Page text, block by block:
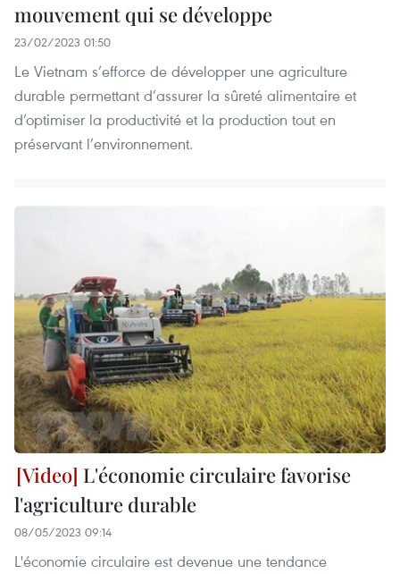
mouvement qui se développe
23/02/2023 01:50
Le Vietnam s’efforce de développer une agriculture
durable permettant d’assurer la sûreté alimentaire et
d’optimiser la productivité et la production tout en
préservant l’environnement.
L'économie circulaire favorise
l'agriculture durable
08/05/2023 09:14
L'économie circulaire est devenue une tendance